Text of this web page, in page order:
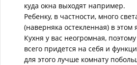
куда окна выходят например.
Ребенку, в частности, много
(наверняка остекленная) в
Кухня у вас неогромная,
всего придется на себя и
для этого лучше комнату